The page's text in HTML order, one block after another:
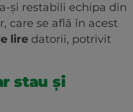
și restabili echipa din
care se află în acest
lire datorii, potrivit
stau și